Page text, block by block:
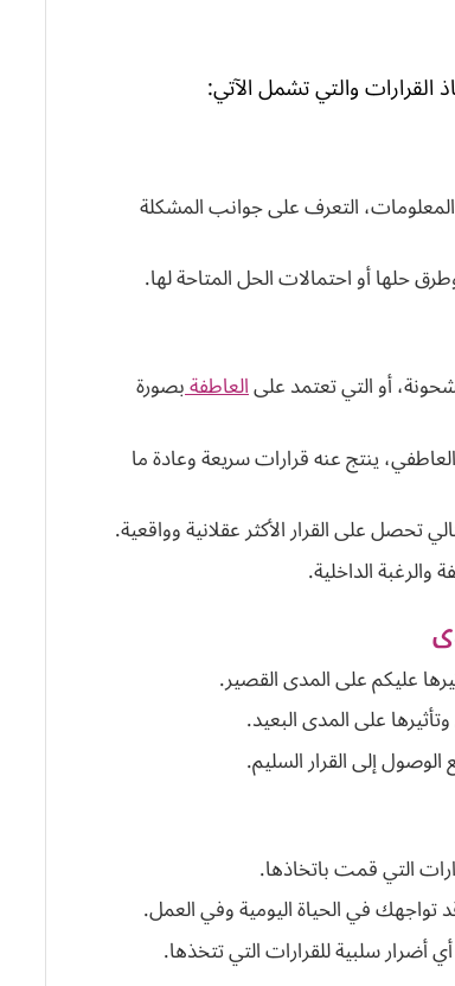
القرارات والتي تشمل الآتي:
التعرف على جوانب المشكلة
حلها أو احتمالات الحل المتاحة لها.
أو التي تعتمد علىالعاطفةبصورة
ينتج عنه قرارات سريعة وعادة ما
تحصل على القرار الأكثر عقلانية وواقعية.
الداخلية.
عليكم على المدى القصير.
على المدى البعيد.
إلى القرار السليم.
التي قمت باتخاذها.
في الحياة اليومية وفي العمل.
سلبية للقرارات التي تتخذها.